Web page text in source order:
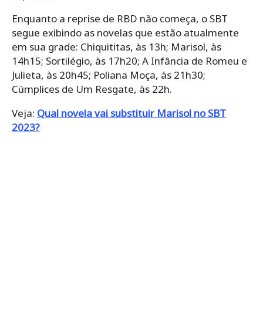
Enquanto a reprise de RBD não começa, o SBT
segue exibindo as novelas que estão atualmente
em sua grade: Chiquititas, às 13h; Marisol, às
14h15; Sortilégio, às 17h20; A Infância de Romeu e
Julieta, às 20h45; Poliana Moça, às 21h30;
Cúmplices de Um Resgate, às 22h.
Veja: Qual novela vai substituir Marisol no SBT
2023?